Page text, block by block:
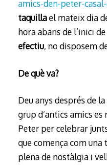
amics-den-peter-
taquillael mateix dia
hora abans de l’inici
efectiu, no disposem
De què va?
Deu anys després de
grup d’antics amics es
Peter per celebrar
que comença com
plena de nostàlgia i